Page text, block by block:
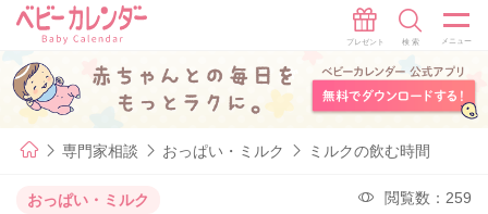
専門家相談 おっぱい・ミルク ミルクの飲む時間
おっぱい・ミルク 閲覧数：259